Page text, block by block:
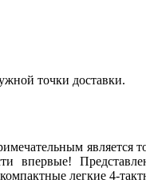
точки доставки.
является
впервые!
легкие 4-